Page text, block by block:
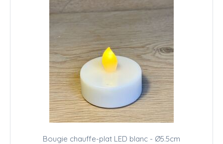
Bougie chauffe-plat LED blanc - Ø5.5cm